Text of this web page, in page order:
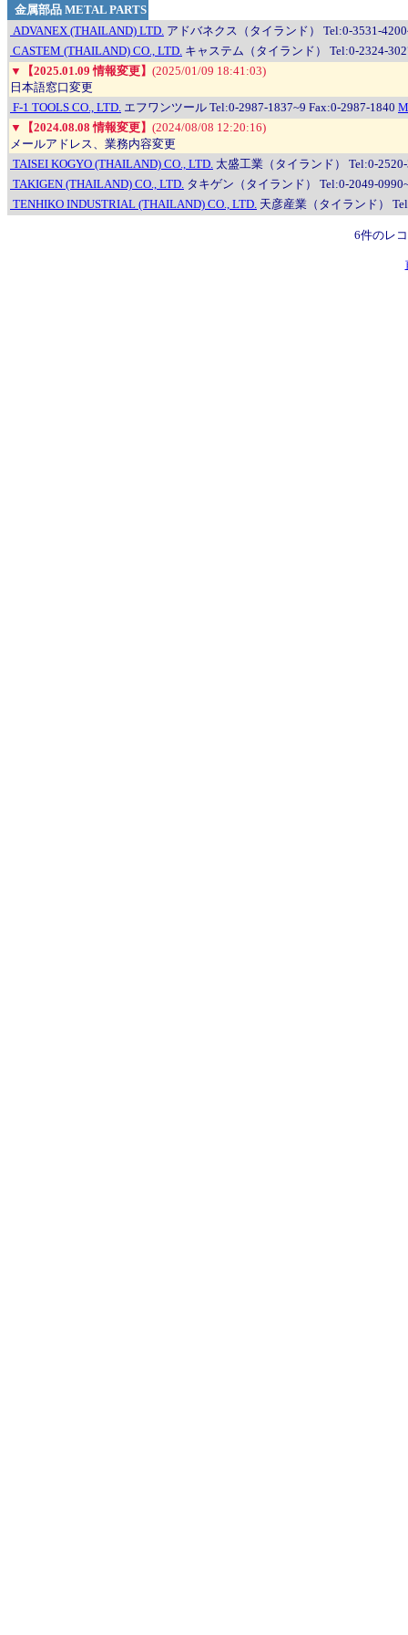
金属部品 METAL PARTS
ADVANEX (THAILAND) LTD. アドバネクス（タイランド） Tel:0-3531-
CASTEM (THAILAND) CO., LTD. キャステム（タイランド） Tel:0-2324-
▼
【2025.01.09 情報変更】 (2025/01/09 18:41:03)
日本語窓口変更
F-1 TOOLS CO., LTD. エフワンツール Tel:0-2987-1837~9 Fax:0-2987-1840
▼
【2024.08.08 情報変更】 (2024/08/08 12:20:16)
メールアドレス、業務内容変更
TAISEI KOGYO (THAILAND) CO., LTD. 太盛工業（タイランド） Tel:0-
TAKIGEN (THAILAND) CO., LTD. タキゲン（タイランド） Tel:0-2049-
TENHIKO INDUSTRIAL (THAILAND) CO., LTD. 天彦産業（タイランド）
6件のレ